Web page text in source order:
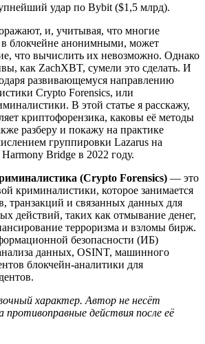
удар по Bybit ($1,5 млрд).
и, учитывая, что многие
в блокчейне анонимными, может
что вычислить их невозможно. Однако
как ZachXBT, сумели это сделать. И
развивающемуся направлению
Crypto Forensics, или
В этой статье я расскажу,
криптофорензика, каковы её методы
разберу и покажу на практике
группировки Lazarus на
Bridge в 2022 году.
(Crypto Forensics) — это
криминалистики, которое занимается
транзакций и связанных данных для
действий, таких как отмывание денег,
терроризма и взломы бирж.
безопасности (ИБ)
данных, OSINT, машинного
блокчейн-аналитики для
характер. Автор не несёт
действия после её